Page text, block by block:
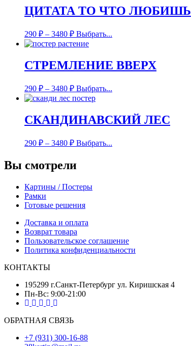
ЦИТАТА ТО ЧТО ЛЮБИШЬ
290 ₽ – 3480 ₽ Выбрать...
СТРЕМЛЕНИЕ ВВЕРХ
290 ₽ – 3480 ₽ Выбрать...
СКАНДИНАВСКИЙ ЛЕС
290 ₽ – 3480 ₽ Выбрать...
Вы смотрели
Картины / Постеры
Рамки
Готовые решения
Доставка и оплата
Возврат товара
Пользовательское соглашение
Политика конфиденциальности
КОНТАКТЫ
195299 г.Санкт-Петербург ул. Киришская 4
Пн-Вс: 9:00-21:00
ОБРАТНАЯ СВЯЗЬ
+7 (931) 300-16-88